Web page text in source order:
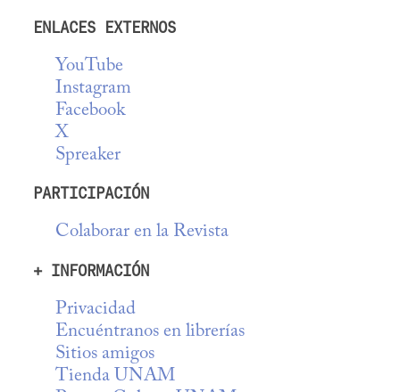
ENLACES EXTERNOS
YouTube
Instagram
Facebook
X
Spreaker
PARTICIPACIÓN
Colaborar en la Revista
+ INFORMACIÓN
Privacidad
Encuéntranos en librerías
Sitios amigos
Tienda UNAM